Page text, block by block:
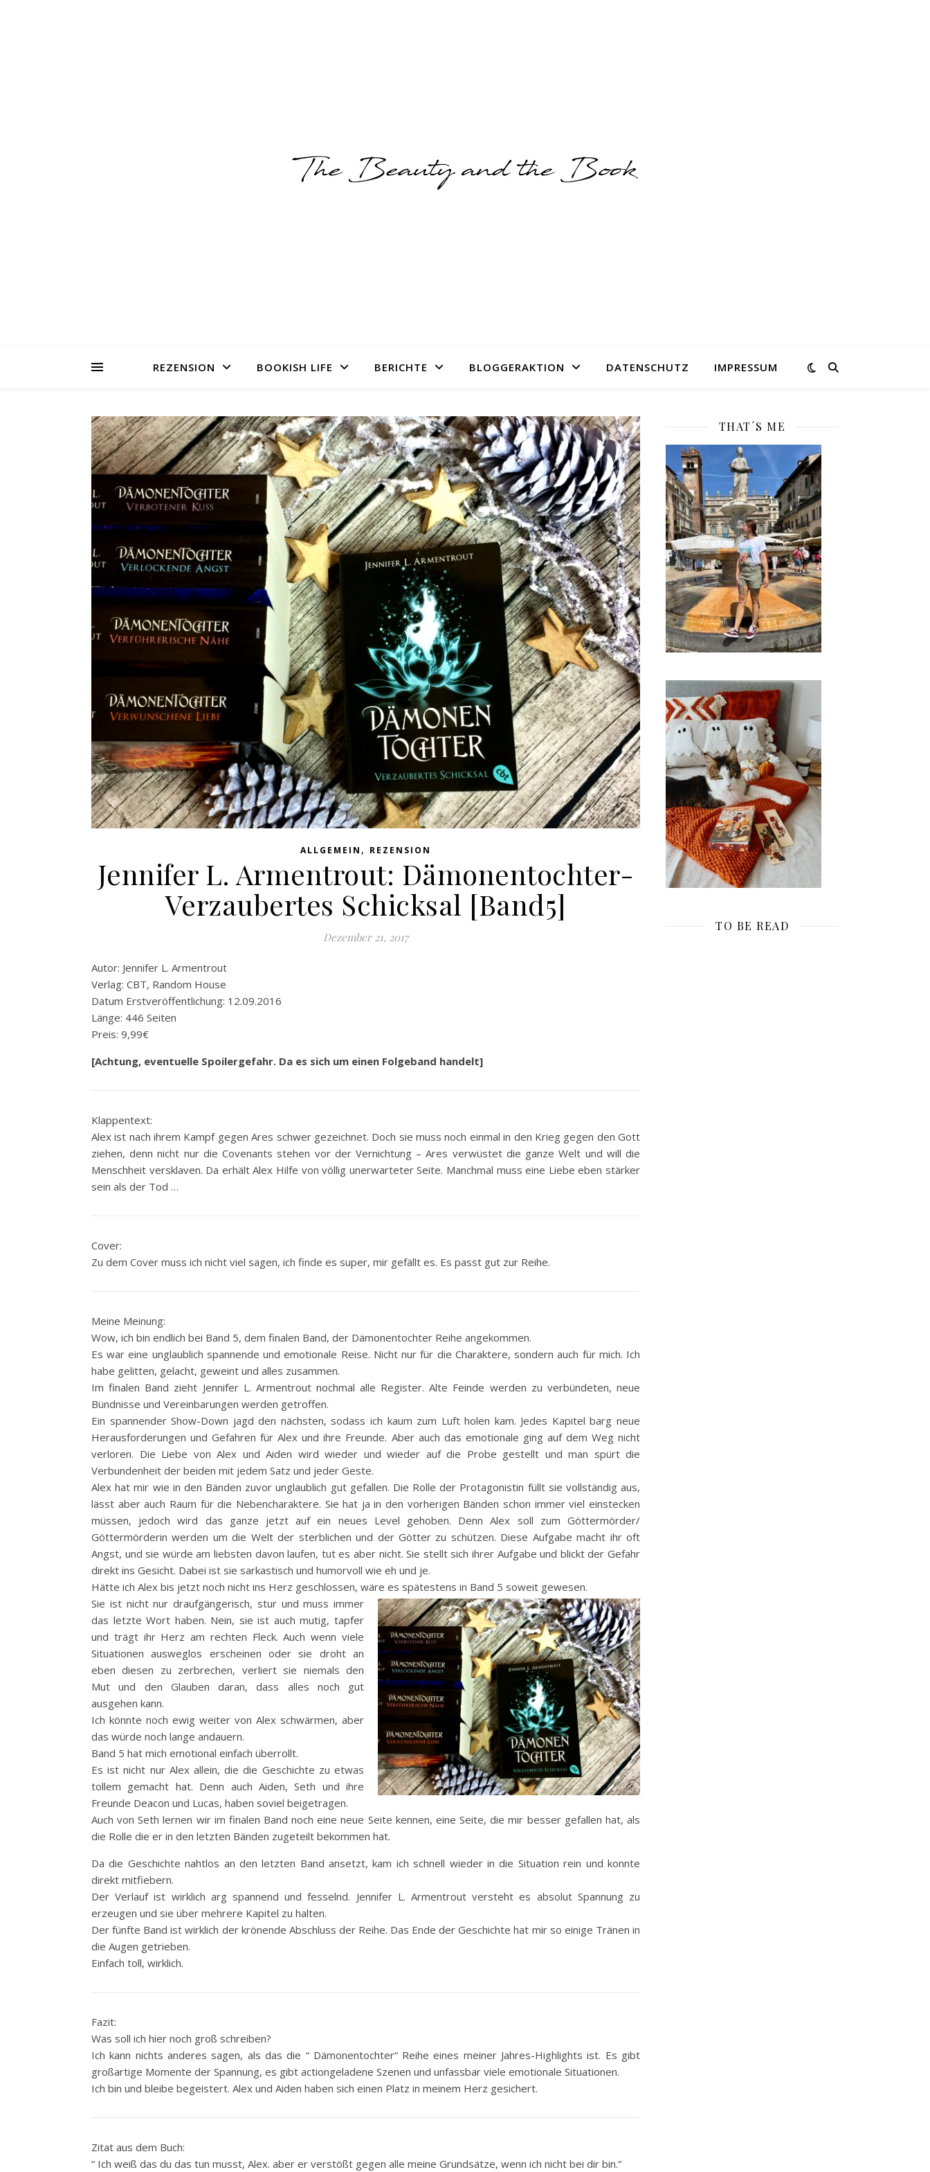
REZENSION BOOKISH LIFE BERICHTE BLOGGERAKTION DATENSCHUTZ IMPRESSUM
ALLGEMEIN , REZENSION
Jennifer L. Armentrout: Dämonentochter-
Verzaubertes Schicksal [Band5]
Dezember 21, 2017
Autor: Jennifer L. Armentrout
Verlag: CBT, Random House
Datum Erstveröffentlichung: 12.09.2016
Länge: 446 Seiten
Preis: 9,99€
[Achtung, eventuelle Spoilergefahr. Da es sich um einen Folgeband handelt]
Klappentext:
Alex ist nach ihrem Kampf gegen Ares schwer gezeichnet. Doch sie muss noch einmal in den Krieg gegen den Gott
ziehen, denn nicht nur die Covenants stehen vor der Vernichtung – Ares verwüstet die ganze Welt und will die
Menschheit versklaven. Da erhält Alex Hilfe von völlig unerwarteter Seite. Manchmal muss eine Liebe eben stärker
sein als der Tod …
Cover:
Zu dem Cover muss ich nicht viel sagen, ich finde es super, mir gefällt es. Es passt gut zur Reihe.
Meine Meinung:
Wow, ich bin endlich bei Band 5, dem finalen Band, der Dämonentochter Reihe angekommen.
Es war eine unglaublich spannende und emotionale Reise. Nicht nur für die Charaktere, sondern auch für mich. Ich
habe gelitten, gelacht, geweint und alles zusammen.
Im finalen Band zieht Jennifer L. Armentrout nochmal alle Register. Alte Feinde werden zu verbündeten, neue
Bündnisse und Vereinbarungen werden getroffen.
Ein spannender Show-Down jagd den nächsten, sodass ich kaum zum Luft holen kam. Jedes Kapitel barg neue
Herausforderungen und Gefahren für Alex und ihre Freunde. Aber auch das emotionale ging auf dem Weg nicht
verloren. Die Liebe von Alex und Aiden wird wieder und wieder auf die Probe gestellt und man spürt die
Verbundenheit der beiden mit jedem Satz und jeder Geste.
Alex hat mir wie in den Bänden zuvor unglaublich gut gefallen. Die Rolle der Protagonistin füllt sie vollständig aus,
lässt aber auch Raum für die Nebencharaktere. Sie hat ja in den vorherigen Bänden schon immer viel einstecken
müssen, jedoch wird das ganze jetzt auf ein neues Level gehoben. Denn Alex soll zum Göttermörder/
Göttermörderin werden um die Welt der sterblichen und der Götter zu schützen. Diese Aufgabe macht ihr oft
Angst, und sie würde am liebsten davon laufen, tut es aber nicht. Sie stellt sich ihrer Aufgabe und blickt der Gefahr
direkt ins Gesicht. Dabei ist sie sarkastisch und humorvoll wie eh und je.
Hätte ich Alex bis jetzt noch nicht ins Herz geschlossen, wäre es spätestens in Band 5 soweit gewesen.
Sie ist nicht nur draufgängerisch, stur und muss immer
das letzte Wort haben. Nein, sie ist auch mutig, tapfer
und trägt ihr Herz am rechten Fleck. Auch wenn viele
Situationen ausweglos erscheinen oder sie droht an
eben diesen zu zerbrechen, verliert sie niemals den
Mut und den Glauben daran, dass alles noch gut
ausgehen kann.
Ich könnte noch ewig weiter von Alex schwärmen, aber
das würde noch lange andauern.
Band 5 hat mich emotional einfach überrollt.
Es ist nicht nur Alex allein, die die Geschichte zu etwas
tollem gemacht hat. Denn auch Aiden, Seth und ihre
Freunde Deacon und Lucas, haben soviel beigetragen.
Auch von Seth lernen wir im finalen Band noch eine neue Seite kennen, eine Seite, die mir besser gefallen hat, als
die Rolle die er in den letzten Bänden zugeteilt bekommen hat.
Da die Geschichte nahtlos an den letzten Band ansetzt, kam ich schnell wieder in die Situation rein und konnte
direkt mitfiebern.
Der Verlauf ist wirklich arg spannend und fesselnd. Jennifer L. Armentrout versteht es absolut Spannung zu
erzeugen und sie über mehrere Kapitel zu halten.
Der fünfte Band ist wirklich der krönende Abschluss der Reihe. Das Ende der Geschichte hat mir so einige Tränen in
die Augen getrieben.
Einfach toll, wirklich.
Fazit:
Was soll ich hier noch groß schreiben?
Ich kann nichts anderes sagen, als das die “ Dämonentochter“ Reihe eines meiner Jahres-Highlights ist. Es gibt
großartige Momente der Spannung, es gibt actiongeladene Szenen und unfassbar viele emotionale Situationen.
Ich bin und bleibe begeistert. Alex und Aiden haben sich einen Platz in meinem Herz gesichert.
Zitat aus dem Buch:
“ Ich weiß das du das tun musst, Alex. aber er verstößt gegen alle meine Grundsätze, wenn ich nicht bei dir bin.“
THAT´S ME
TO BE READ